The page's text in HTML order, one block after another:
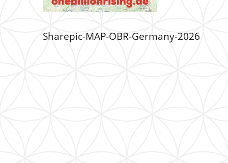
Sharepic-MAP-OBR-Germany-2026